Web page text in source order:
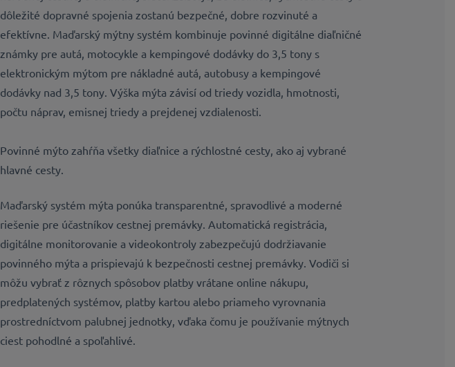
dôležité dopravné spojenia zostanú bezpečné, dobre rozvinuté a
efektívne. Maďarský mýtny systém kombinuje povinné digitálne diaľničné
známky pre autá, motocykle a kempingové dodávky do 3,5 tony s
elektronickým mýtom pre nákladné autá, autobusy a kempingové
dodávky nad 3,5 tony. Výška mýta závisí od triedy vozidla, hmotnosti,
počtu náprav, emisnej triedy a prejdenej vzdialenosti.
Povinné mýto zahŕňa všetky diaľnice a rýchlostné cesty, ako aj vybrané
hlavné cesty.
Maďarský systém mýta ponúka transparentné, spravodlivé a moderné
riešenie pre účastníkov cestnej premávky. Automatická registrácia,
digitálne monitorovanie a videokontroly zabezpečujú dodržiavanie
povinného mýta a prispievajú k bezpečnosti cestnej premávky. Vodiči si
môžu vybrať z rôznych spôsobov platby vrátane online nákupu,
predplatených systémov, platby kartou alebo priameho vyrovnania
prostredníctvom palubnej jednotky, vďaka čomu je používanie mýtnych
ciest pohodlné a spoľahlivé.